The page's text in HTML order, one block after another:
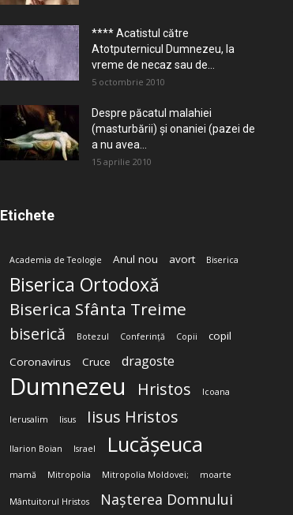
**** Acatistul către
Atotputernicul Dumnezeu, la
vreme de necaz sau de...
5 octombrie 2010
Despre păcatul malahiei
(masturbării) şi onaniei (pazei de
a nu avea...
15 aprilie 2010
Etichete
Academia de Teologie Anul nou avort Biserica
Biserica Ortodoxă
Biserica Sfânta Treime
biserică Botezul Conferință Copii
copil
Coronavirus
Cruce dragoste
Dumnezeu Hristos Icoana
Ierusalim Iisus Iisus Hristos
Ilarion Boian Israel Lucășeuca
mamă Mitropolia Mitropolia Moldovei; moarte
Mântuitorul Hristos Nașterea Domnului